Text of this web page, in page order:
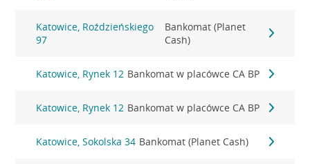
Katowice, Roździeńskiego
97
Bankomat (Planet
Cash)
Katowice, Rynek 12 Bankomat w placówce CA BP
Katowice, Rynek 12 Bankomat w placówce CA BP
Katowice, Sokolska 34 Bankomat (Planet Cash)